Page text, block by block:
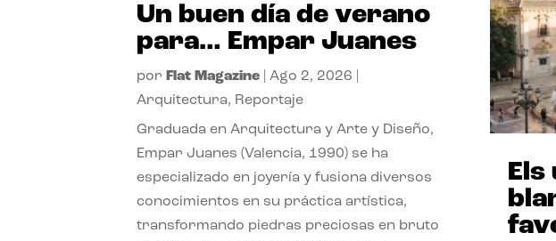
Un buen día de verano
para… Empar Juanes
por Flat Magazine |Ago 2, 2026
Arquitectura, Reportaje
Graduada en Arquitectura y Arte y Diseño,
Empar Juanes (Valencia, 1990) se ha
especializado en joyería y fusiona diversos
conocimientos en su práctica artística,
transformando piedras preciosas en bruto
Els